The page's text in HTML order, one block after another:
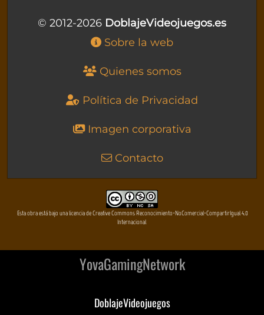
© 2012-2026 DoblajeVideojuegos.es
Sobre la web
Quienes somos
Política de Privacidad
Imagen corporativa
Contacto
Esta obra está bajo una licencia de Creative Commons Reconocimiento-NoComercial-CompartirIgual 4.0
Internacional
YovaGamingNetwork
DoblajeVideojuegos